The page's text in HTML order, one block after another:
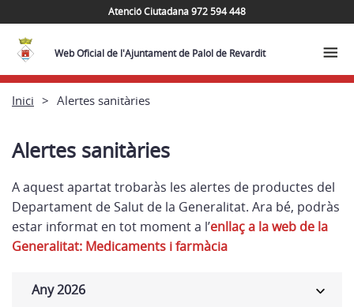
Atenció Ciutadana 972 594 448
Web Oficial de l'Ajuntament de Palol de Revardit
Inici Alertes sanitàries
Alertes sanitàries
A aquest apartat trobaràs les alertes de productes del
Departament de Salut de la Generalitat. Ara bé, podràs
estar informat en tot moment a l’enllaç a la web de la
Generalitat: Medicaments i farmàcia
Any 2026